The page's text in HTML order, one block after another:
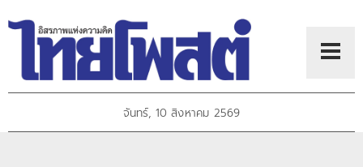
จันทร์, 10 สิงหาคม 2569